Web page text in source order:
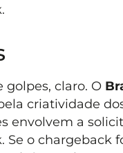
golpes, claro. O
criatividade
envolvem a
Se o chargeback